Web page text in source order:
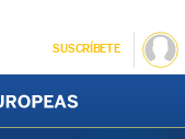
SUSCRÍBETE